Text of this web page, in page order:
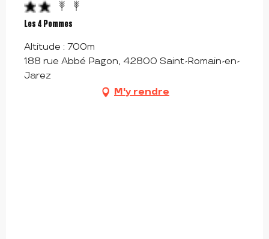
Les 4 Pommes
Altitude : 700m
188 rue Abbé Pagon, 42800 Saint-Romain-en-
Jarez
M'y rendre